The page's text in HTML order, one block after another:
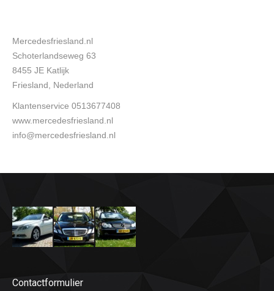
Mercedesfriesland.nl
Schoterlandseweg 63
8455 JE Katlijk
Friesland, Nederland
Klantenservice 0513677408
www.mercedesfriesland.nl
info@mercedesfriesland.nl
Contactformulier